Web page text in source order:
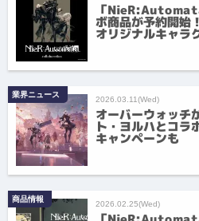
「
ボ商品が予約開始
オリジナルキャラ
業界ニュース 2026.03.11(Wed)
オーバーウォッチ
ト・ヨルハとコラ
キャンペーンも
商品情報 2026.02.25(Wed)